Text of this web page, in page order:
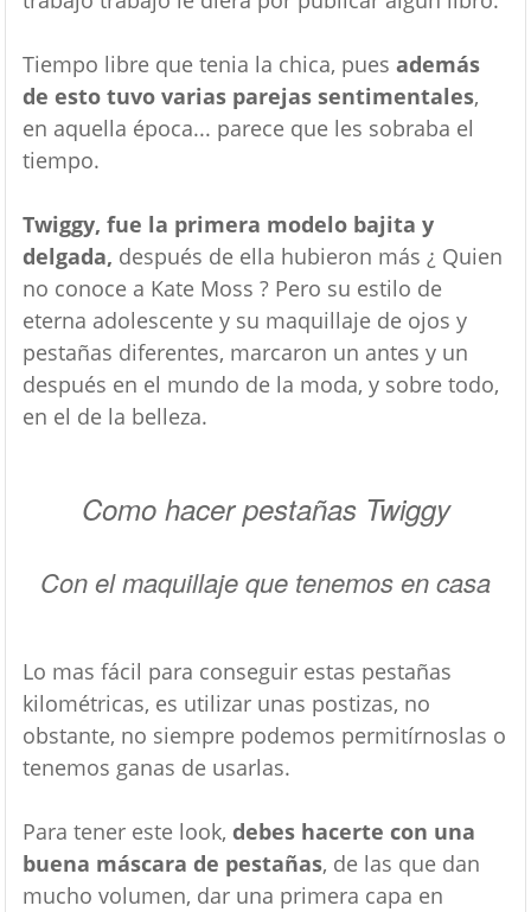
Tiempo libre que tenia la chica, pues además
de esto tuvo varias parejas sentimentales,
en aquella época... parece que les sobraba el
tiempo.
Twiggy, fue la primera modelo bajita y
delgada, después de ella hubieron más ¿ Quien
no conoce a Kate Moss ? Pero su estilo de
eterna adolescente y su maquillaje de ojos y
pestañas diferentes, marcaron un antes y un
después en el mundo de la moda, y sobre todo,
en el de la belleza.
Como hacer pestañas Twiggy
Con el maquillaje que tenemos en casa
Lo mas fácil para conseguir estas pestañas
kilométricas, es utilizar unas postizas, no
obstante, no siempre podemos permitírnoslas o
tenemos ganas de usarlas.
Para tener este look, debes hacerte con una
buena máscara de pestañas, de las que dan
mucho volumen, dar una primera capa en